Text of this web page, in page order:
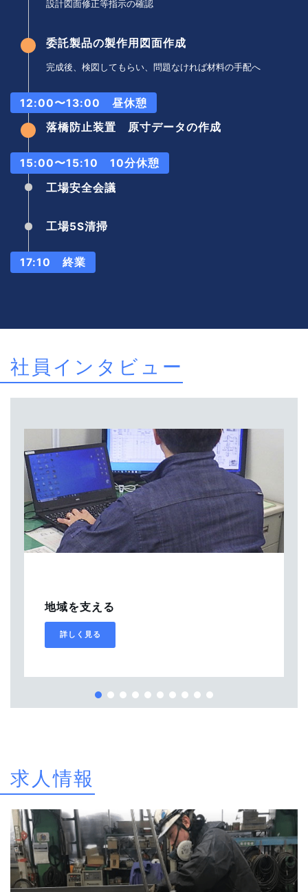
設計図面修正等指示の確認
委託製品の製作用図面作成
完成後、検図してもらい、問題なければ材料の手配へ
12:00〜13:00 昼休憩
落橋防止装置 原寸データの作成
15:00〜15:10 10分休憩
工場安全会議
工場5S清掃
17:10 終業
社員インタビュー
地域を支える
詳しく見る
求人情報